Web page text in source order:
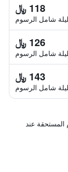
118 ﷼
شامل الرسوم
126 ﷼
شامل الرسوم
143 ﷼
شامل الرسوم
المستحقة عند